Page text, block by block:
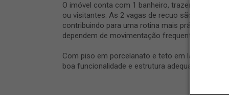
O imóvel conta com 1 banheiro, trazendo
ou visitantes. As 2 vagas de recuo são um
contribuindo para uma rotina mais prática,
dependem de movimentação frequente.
Com piso em porcelanato e teto em laje, esta
boa funcionalidade e estrutura adequada para